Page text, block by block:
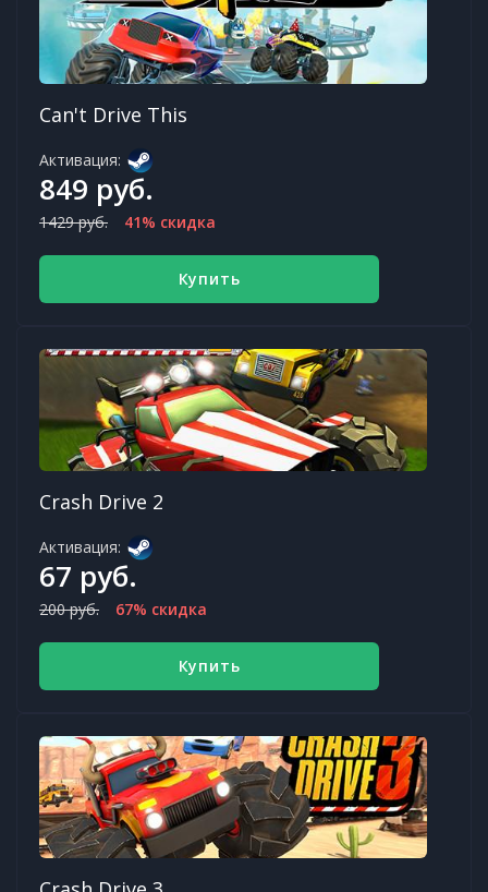
Can't Drive This
Активация:
849 руб.
1429 руб. 41% скидка
Купить
Crash Drive 2
Активация:
67 руб.
200 руб. 67% скидка
Купить